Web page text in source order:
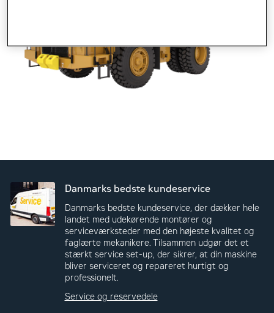
Danmarks bedste kundeservice
Danmarks bedste kundeservice, der dækker hele
landet med udekørende montører og
serviceværksteder med den højeste kvalitet og
faglærte mekanikere. Tilsammen udgør det et
stærkt service set-up, der sikrer, at din maskine
bliver serviceret og repareret hurtigt og
professionelt.
Service og reservedele